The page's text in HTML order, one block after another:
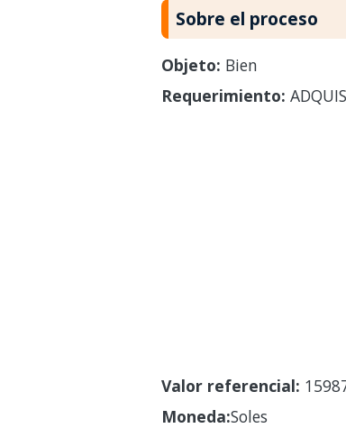
Sobre el proceso
Objeto: Bien
Requerimiento:
Valor referencial:
Moneda:Soles